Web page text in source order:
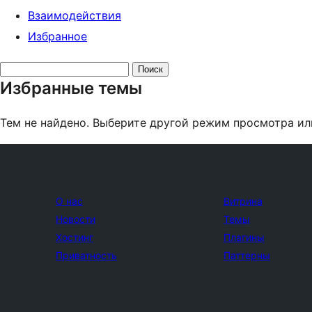
Взаимодействия
Избранное
тем:
Избранные темы
Тем не найдено. Выберите другой режим просмотра
О нас
Новости
Хостинг
Приватность
Витрина
Темы
Плагины
Паттерны